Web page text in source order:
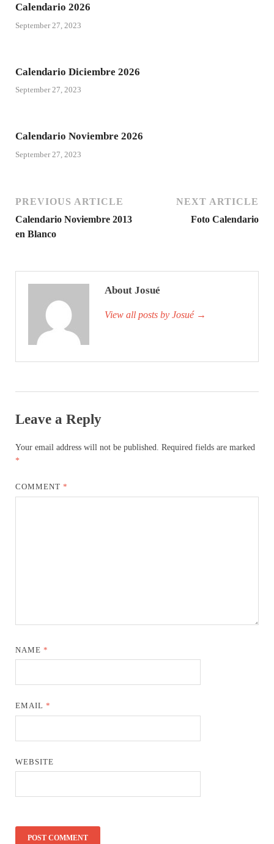
Calendario 2026
September 27, 2023
Calendario Diciembre 2026
September 27, 2023
Calendario Noviembre 2026
September 27, 2023
PREVIOUS ARTICLE
Calendario Noviembre 2013
en Blanco
NEXT ARTICLE
Foto Calendario
About Josué
View all posts by Josué →
Leave a Reply
Your email address will not be published. Required fields are marked
*
COMMENT*
NAME*
EMAIL*
WEBSITE